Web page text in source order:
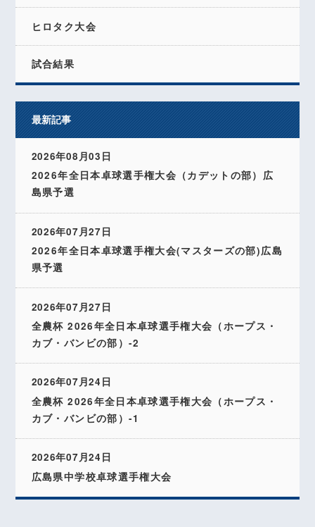
ヒロタク大会
試合結果
最新記事
2026年08月03日
2026年全日本卓球選手権大会（カデットの部）広
島県予選
2026年07月27日
2026年全日本卓球選手権大会(マスターズの部)広島
県予選
2026年07月27日
全農杯 2026年全日本卓球選手権大会（ホープス・
カブ・バンビの部）-2
2026年07月24日
全農杯 2026年全日本卓球選手権大会（ホープス・
カブ・バンビの部）-1
2026年07月24日
広島県中学校卓球選手権大会